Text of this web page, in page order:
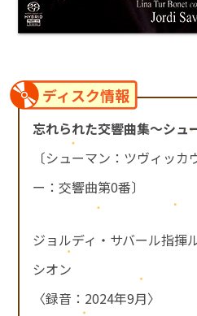
ディスク情報
忘れられた交響曲集～シュ
〔シューマン：ツヴィッ
ー：交響曲第0番〕
ジョルディ・サバール指揮
シオン
〈録音：2024年9月〉